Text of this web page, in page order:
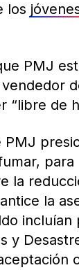
los
PMJ
“libre de
la
la
y